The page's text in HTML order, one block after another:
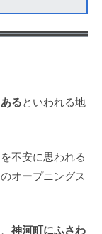
るといわれる地
不安に思われる
オープニングス
神河町にふさわ